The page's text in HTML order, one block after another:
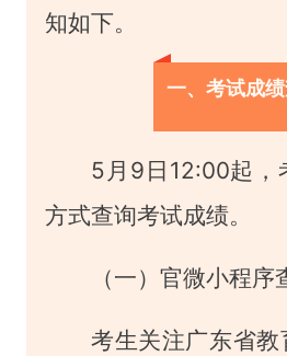
知如下。
一、考试成
5月9日12:00起，
方式查询考试成绩。
（一）官微小程序
考生关注广东省